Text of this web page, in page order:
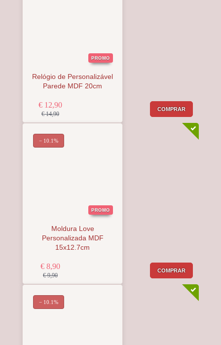
PROMO
Relógio de Personalizável
Parede MDF 20cm
€ 12,90
€ 14,90
COMPRAR
PROMO
Moldura Love
Personalizada MDF
15x12.7cm
€ 8,90
€ 9,90
COMPRAR
− 10.1%
− 10.1%